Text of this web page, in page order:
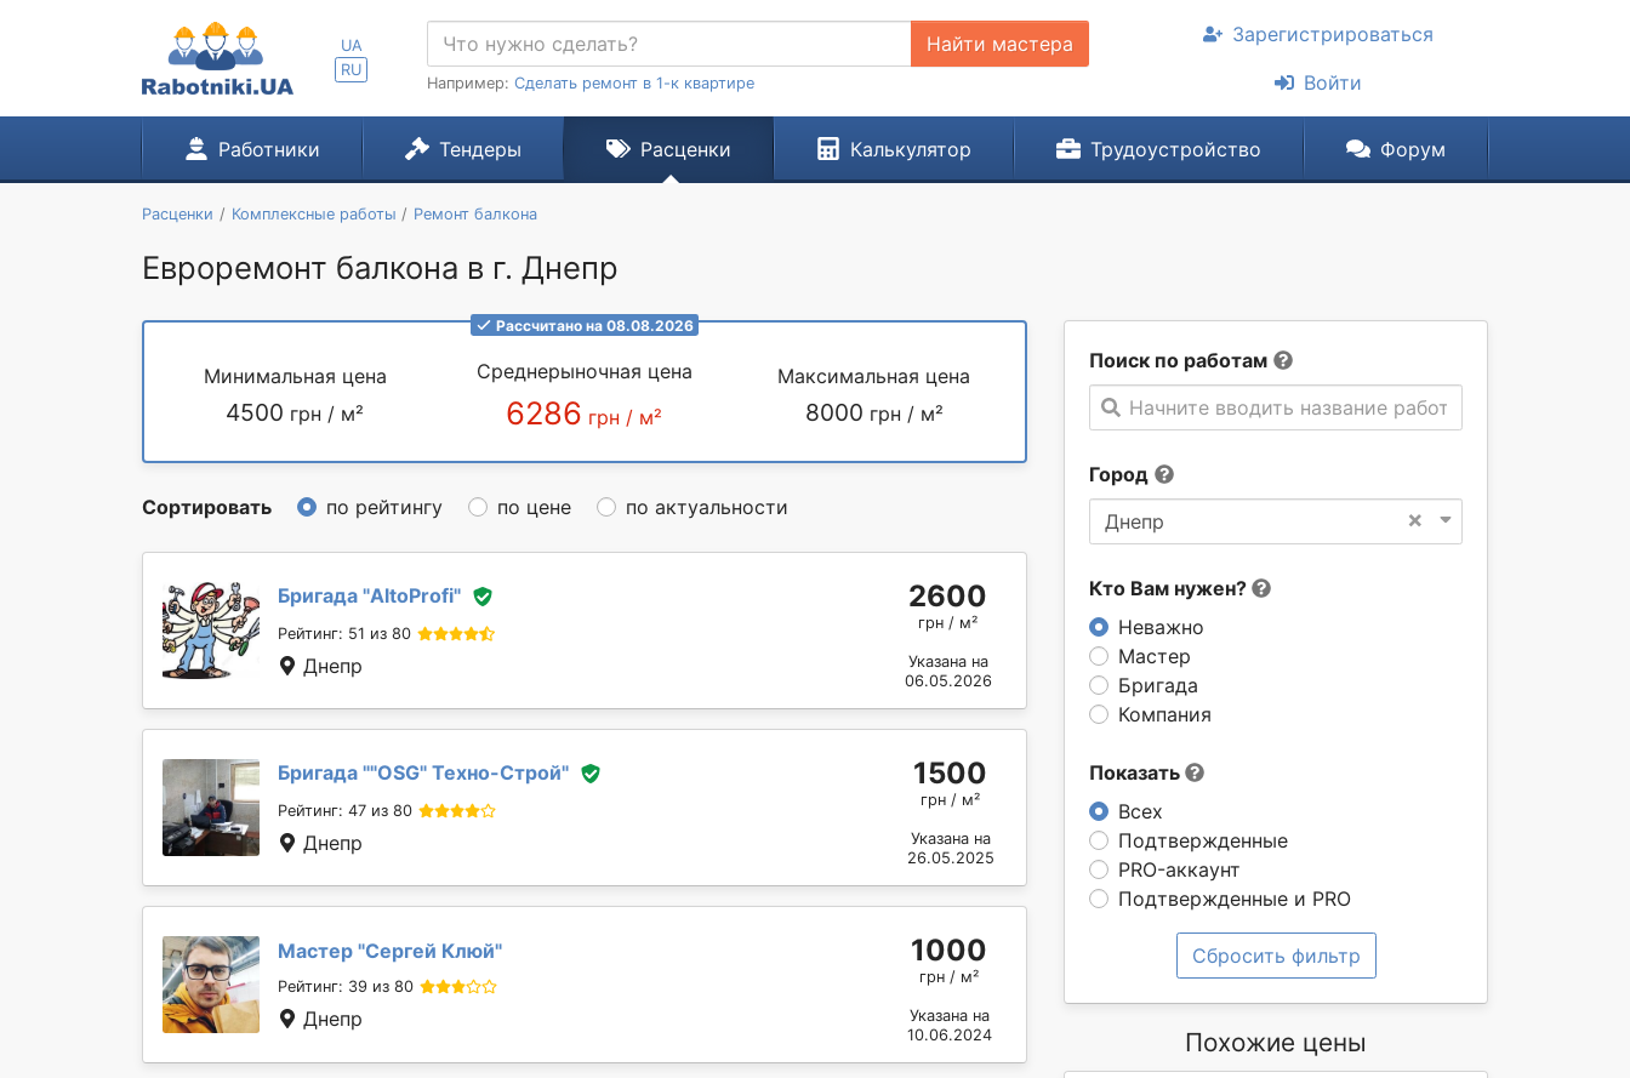
UA
RU
Найти мастера
Например: Сделать ремонт в 1-к квартире
Зарегистрироваться
Войти
Работники Тендеры Расценки Калькулятор Трудоустройство Форум
Расценки Комплексные работы Ремонт балкона
Евроремонт балкона в г. Днепр
Поиск по работам
Начните вводить название работы
Город
×
Днепр
Кто Вам нужен?
Неважно
Мастер
Бригада
Компания
Показать
Всех
Подтвержденные
PRO-аккаунт
Подтвержденные и PRO
Сбросить фильтр
Рассчитано на 08.08.2026
Минимальная цена
4500 грн / м²
Среднерыночная цена
6286 грн / м²
Максимальная цена
8000 грн / м²
Сортировать по рейтингу по цене по актуальности
Бригада "AltoProfi"
Рейтинг: 51 из 80
Днепр
2600
грн / м²
Указана на
06.05.2026
Бригада ""OSG" Техно-Строй"
Рейтинг: 47 из 80
Днепр
1500
грн / м²
Указана на
26.05.2025
Мастер "Сергей Клюй"
Рейтинг: 39 из 80
Днепр
1000
грн / м²
Указана на
10.06.2024
Похожие цены